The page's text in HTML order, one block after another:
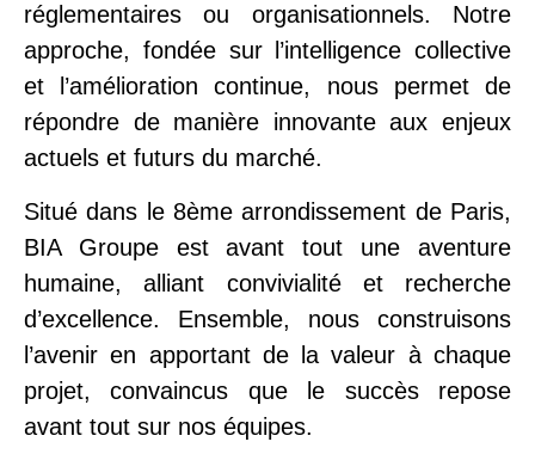
réglementaires ou organisationnels. Notre
approche, fondée sur l’intelligence collective
et l’amélioration continue, nous permet de
répondre de manière innovante aux enjeux
actuels et futurs du marché.
Situé dans le 8ème arrondissement de Paris,
BIA Groupe est avant tout une aventure
humaine, alliant convivialité et recherche
d’excellence. Ensemble, nous construisons
l’avenir en apportant de la valeur à chaque
projet, convaincus que le succès repose
avant tout sur nos équipes.